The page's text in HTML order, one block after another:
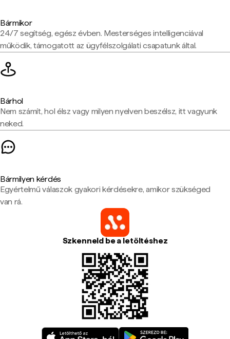
Bármikor
24/7 segítség, egész évben. Mesterséges intelligenciával
működik, támogatott az ügyfélszolgálati csapatunk által.
Bárhol
Nem számít, hol élsz vagy milyen nyelven beszélsz, itt vagyunk
neked.
Bármilyen kérdés
Egyértelmű válaszok gyakori kérdésekre, amikor szükséged
van rá.
Szkenneld be a letöltéshez